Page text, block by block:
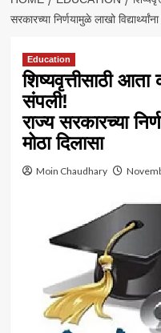
सरकारच्या निर्णयामुळे लाखो विद्यार्थ्यांना
Education
शिष्यवृत्तीसाठी
संपली!
राज्य सरकारच्या
मोठा दिलासा
Moin Chaudhary